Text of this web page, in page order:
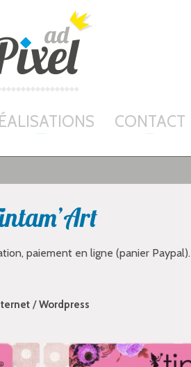
CONTACT
paiement en ligne (panier Paypal).
/Wordpress